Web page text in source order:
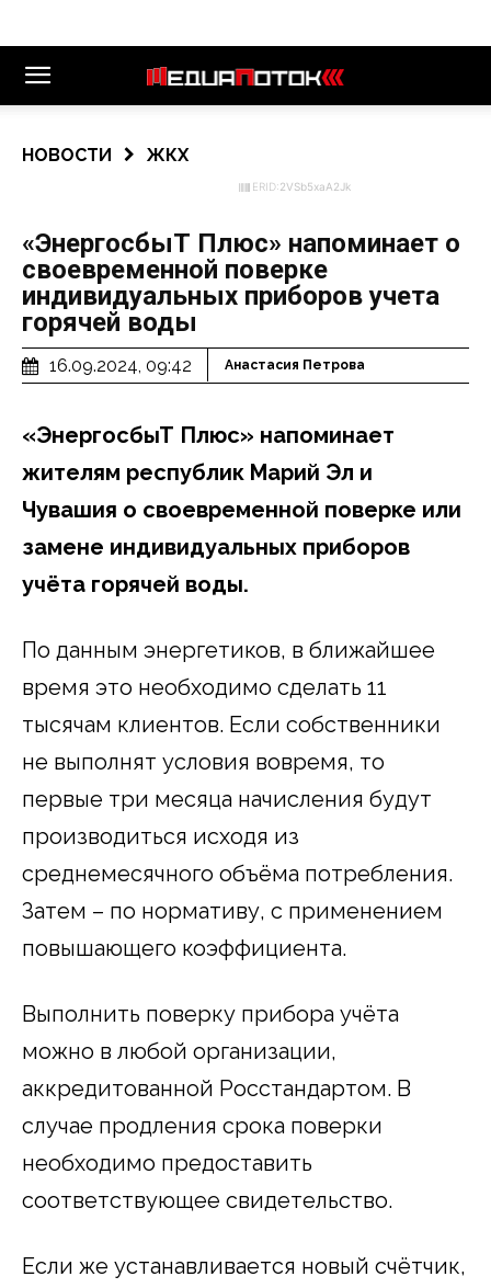
НОВОСТИ ЖКХ
ERID:2VSb5xaA2Jk
«ЭнергосбыТ Плюс» напоминает о
своевременной поверке
индивидуальных приборов учета
горячей воды
16.09.2024, 09:42 Анастасия Петрова
«ЭнергосбыТ Плюс» напоминает
жителям республик Марий Эл и
Чувашия о своевременной поверке или
замене индивидуальных приборов
учёта горячей воды.
По данным энергетиков, в ближайшее
время это необходимо сделать 11
тысячам клиентов. Если собственники
не выполнят условия вовремя, то
первые три месяца начисления будут
производиться исходя из
среднемесячного объёма потребления.
Затем – по нормативу, с применением
повышающего коэффициента.
Выполнить поверку прибора учёта
можно в любой организации,
аккредитованной Росстандартом. В
случае продления срока поверки
необходимо предоставить
соответствующее свидетельство.
Если же устанавливается новый счётчик,